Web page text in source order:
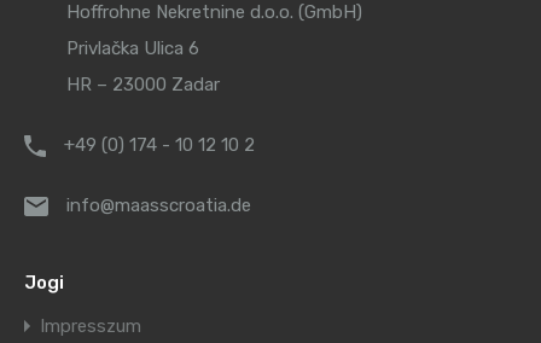
Hoffrohne Nekretnine d.o.o. (GmbH)
Privlačka Ulica 6
HR – 23000 Zadar
+49 (0) 174 - 10 12 10 2
info@maasscroatia.de
Jogi
Impresszum